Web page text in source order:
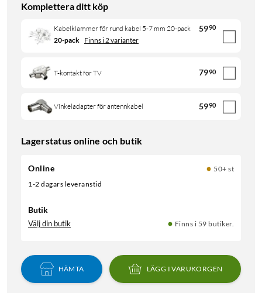
Komplettera ditt köp
Kabelklammer för rund kabel 5-7 mm 20-pack 5990
20-pack Finns i 2 varianter
T-kontakt för TV 7990
Vinkeladapter för antennkabel 5990
Lagerstatus online och butik
Online
50+ st
1-2 dagars leveranstid
Butik
Välj din butik Finns i 59 butiker.
HÄMTA LÄGG I VARUKORGEN